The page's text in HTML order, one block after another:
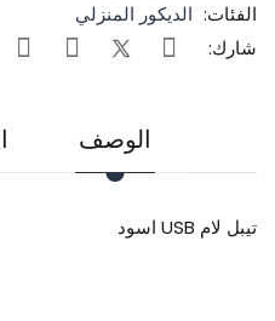
الفئات: الديكور المنزلي
شارك:
الوصف
تيبل لام USB اسود